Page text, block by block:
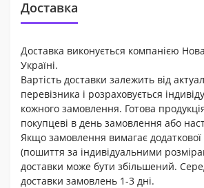
Доставка
Доставка виконується компанією
Україні.
Вартість доставки залежить від
перевізника і розраховується
кожного замовлення. Готова
покупцеві в день замовлення або
Якщо замовлення вимагає
(пошиття за індивідуальними
доставки може бути збільшений.
доставки замовлень 1-3 дні.